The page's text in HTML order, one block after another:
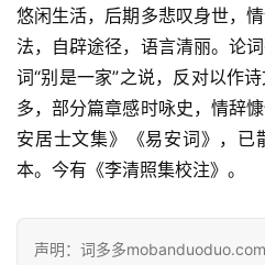
悠闲生活，后期多悲叹身世，
法，自辟途径，语言清丽。论
词“别是一家”之说，反对以作
多，部分篇章感时咏史，情辞
安居士文集》《易安词》，已
本。今有《李清照集校注》。
声明：词多多